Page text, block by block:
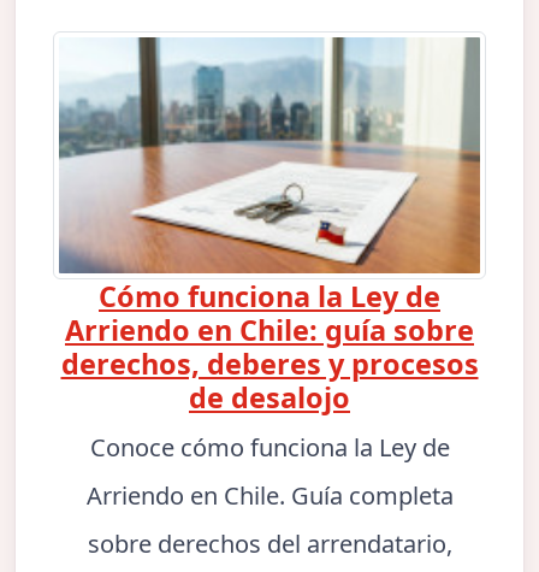
Cómo funciona la Ley de
Arriendo en Chile: guía sobre
derechos, deberes y procesos
de desalojo
Conoce cómo funciona la Ley de
Arriendo en Chile. Guía completa
sobre derechos del arrendatario,